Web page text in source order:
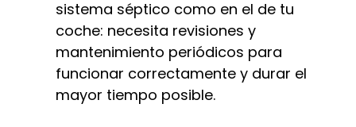
sistema séptico como en el de tu
coche: necesita revisiones y
mantenimiento periódicos para
funcionar correctamente y durar el
mayor tiempo posible.